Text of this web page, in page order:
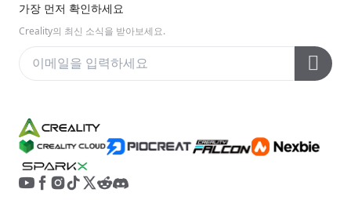
헬프 센터
비디오 센터
애프터 서비스
문의하기
가장 먼저 확인하세요
Creality의 최신 소식을 받아보세요.